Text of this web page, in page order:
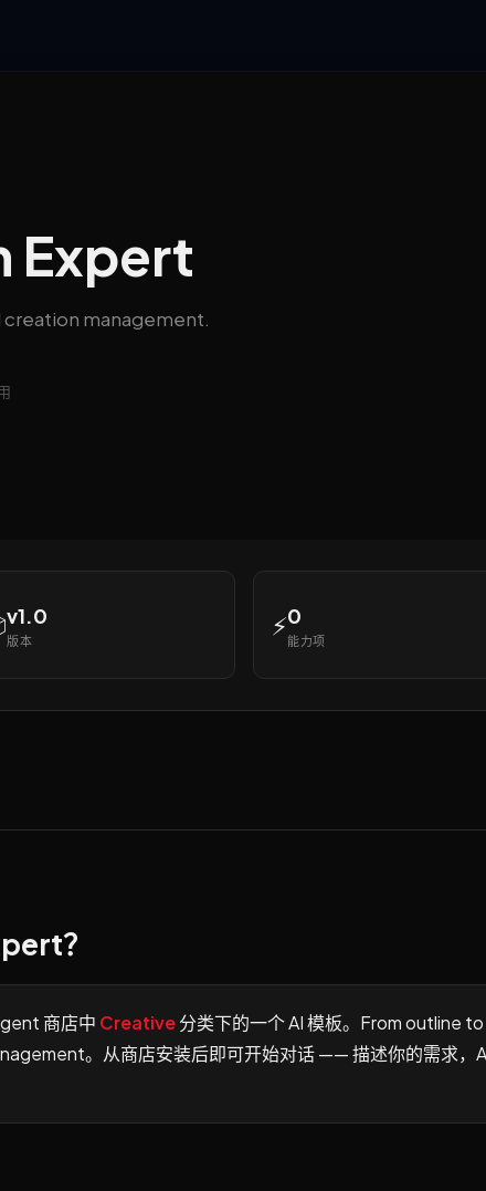
Expert
management.
v1.0
版本
⚡0
能力项
？
商店中 Creative分类下的一个 AI 模板。From outline to
。从商店安装后即可开始对话 —— 描述你的需求，